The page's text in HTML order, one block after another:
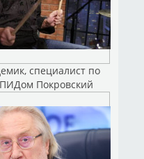
специалист по
Покровский